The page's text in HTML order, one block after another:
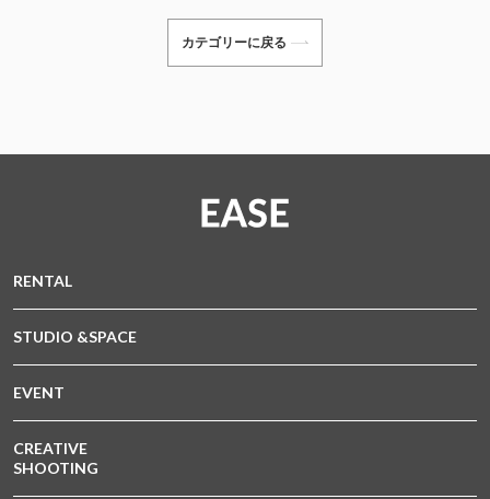
カテゴリーに戻る
RENTAL
STUDIO &SPACE
EVENT
CREATIVE
SHOOTING